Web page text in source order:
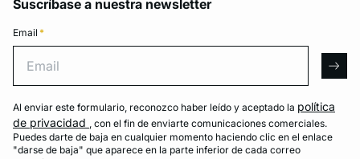
Suscríbase a nuestra newsletter
Email *
Al enviar este formulario, reconozco haber leído y aceptado la política
de privacidad , con el fin de enviarte comunicaciones comerciales.
Puedes darte de baja en cualquier momento haciendo clic en el enlace
"darse de baja" que aparece en la parte inferior de cada correo